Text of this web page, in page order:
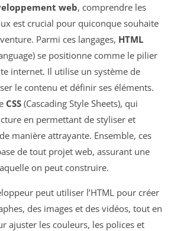
web, comprendre les
est crucial pour quiconque souhaite
Parmi ces langages, HTML
se positionne comme le pilier
internet. Il utilise un système de
le contenu et définir ses éléments.
CSS (Cascading Style Sheets), qui
en permettant de styliser et
manière attrayante. Ensemble, ces
de tout projet web, assurant une
on peut construire.
peut utiliser l’HTML pour créer
des images et des vidéos, tout en
ajuster les couleurs, les polices et